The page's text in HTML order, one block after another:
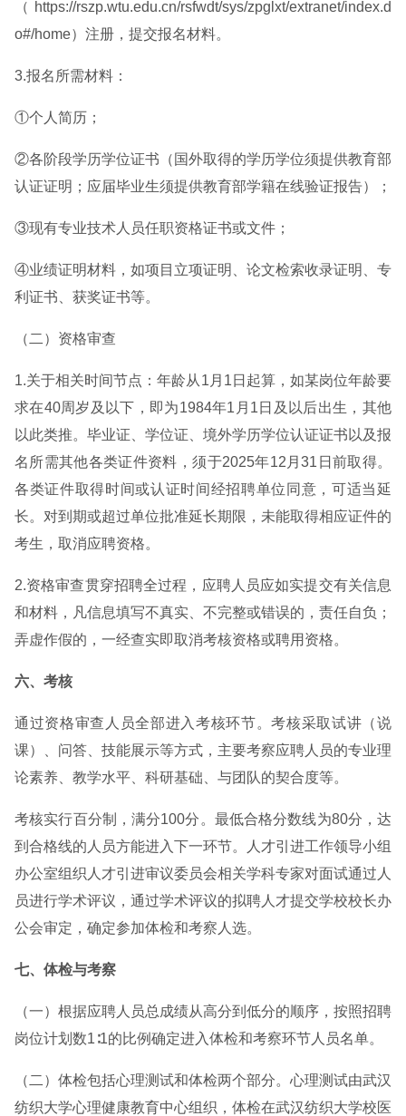
（https://rszp.wtu.edu.cn/rsfwdt/sys/zpglxt/extranet/index.d
o#/home）注册，提交报名材料。
3.报名所需材料：
①个人简历；
②各阶段学历学位证书（国外取得的学历学位须提供教育部
认证证明；应届毕业生须提供教育部学籍在线验证报告）；
③现有专业技术人员任职资格证书或文件；
④业绩证明材料，如项目立项证明、论文检索收录证明、专
利证书、获奖证书等。
（二）资格审查
1.关于相关时间节点：年龄从1月1日起算，如某岗位年龄要
求在40周岁及以下，即为1984年1月1日及以后出生，其他
以此类推。毕业证、学位证、境外学历学位认证证书以及报
名所需其他各类证件资料，须于2025年12月31日前取得。
各类证件取得时间或认证时间经招聘单位同意，可适当延
长。对到期或超过单位批准延长期限，未能取得相应证件的
考生，取消应聘资格。
2.资格审查贯穿招聘全过程，应聘人员应如实提交有关信息
和材料，凡信息填写不真实、不完整或错误的，责任自负；
弄虚作假的，一经查实即取消考核资格或聘用资格。
六、考核
通过资格审查人员全部进入考核环节。考核采取试讲（说
课）、问答、技能展示等方式，主要考察应聘人员的专业理
论素养、教学水平、科研基础、与团队的契合度等。
考核实行百分制，满分100分。最低合格分数线为80分，达
到合格线的人员方能进入下一环节。人才引进工作领导小组
办公室组织人才引进审议委员会相关学科专家对面试通过人
员进行学术评议，通过学术评议的拟聘人才提交学校校长办
公会审定，确定参加体检和考察人选。
七、体检与考察
（一）根据应聘人员总成绩从高分到低分的顺序，按照招聘
岗位计划数1∶1的比例确定进入体检和考察环节人员名单。
（二）体检包括心理测试和体检两个部分。心理测试由武汉
纺织大学心理健康教育中心组织，体检在武汉纺织大学校医